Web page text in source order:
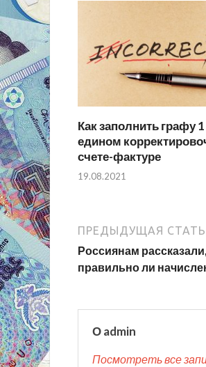
Как заполнить графу
едином
счете-фактуре
19.08.2021
ПРЕДЫДУЩАЯ
Россиянам
правильно ли
О admin
Посмотреть все